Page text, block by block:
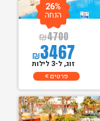
₪4700
₪3467
26%
הנחה
זוג, ל-3 לילות
פרטים